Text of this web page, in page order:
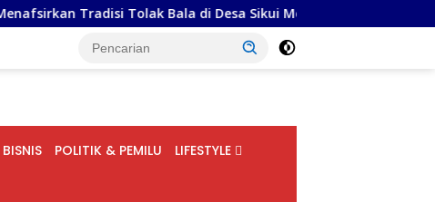
Tolak Bala di Desa Sikui Melalui Perspektif Sosiologi
POLITIK & PEMILU LIFESTYLE